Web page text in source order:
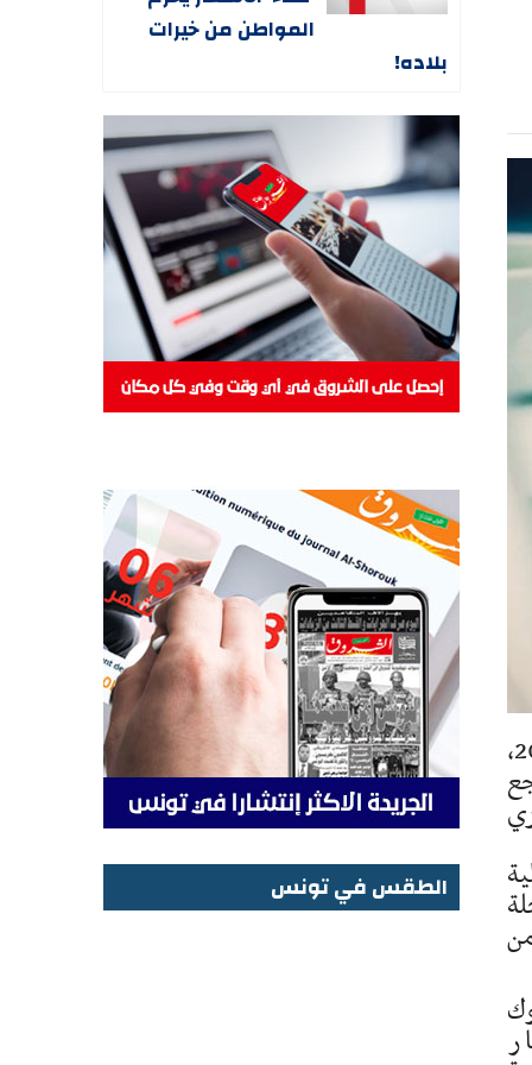
حقق نشاط الدفع الإلكتروني والمنظومات البنكية في تونس نمواً ملحوظاً خلال الثلاثي الأول من سنة 2026،
مسجلة
من
(لتستقر عند 11.5 مليار
المواطن من خيرات
بلاده!
الطقس في تونس